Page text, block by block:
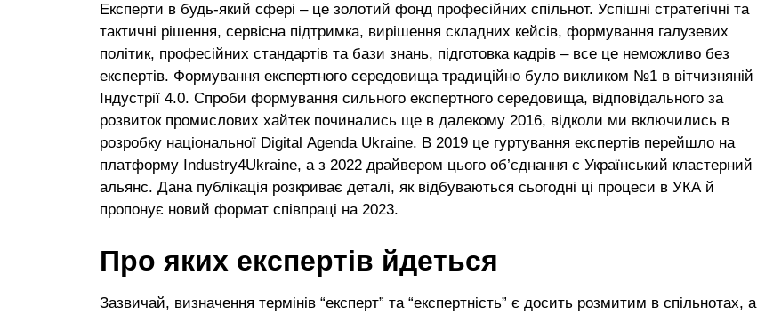
Експерти в будь-який сфері – це золотий фонд професійних спільнот. Успішні стратегічні та
тактичні рішення, сервісна підтримка, вирішення складних кейсів, формування галузевих
політик, професійних стандартів та бази знань, підготовка кадрів – все це неможливо без
експертів. Формування експертного середовища традиційно було викликом №1 в вітчизняній
Індустрії 4.0. Спроби формування сильного експертного середовища, відповідального за
розвиток промислових хайтек починались ще в далекому 2016, відколи ми включились в
розробку національної Digital Agenda Ukraine. В 2019 це гуртування експертів перейшло на
платформу Industry4Ukraine, а з 2022 драйвером цього об’єднання є Український кластерний
альянс. Дана публікація розкриває деталі, як відбуваються сьогодні ці процеси в УКА й
пропонує новий формат співпраці на 2023.
Про яких експертів йдеться
Зазвичай, визначення термінів “експерт” та “експертність” є досить розмитим в спільнотах, а